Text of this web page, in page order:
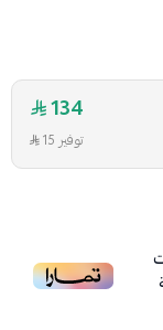
134
توفير 15